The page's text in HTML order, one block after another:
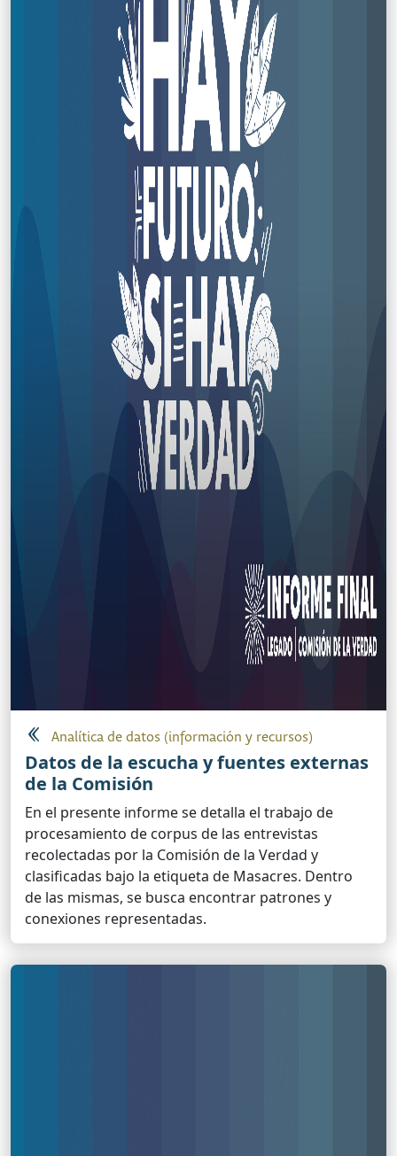
Analítica de datos (información y recursos)
Datos de la escucha y fuentes externas
de la Comisión
En el presente informe se detalla el trabajo de
procesamiento de corpus de las entrevistas
recolectadas por la Comisión de la Verdad y
clasificadas bajo la etiqueta de Masacres. Dentro
de las mismas, se busca encontrar patrones y
conexiones representadas.